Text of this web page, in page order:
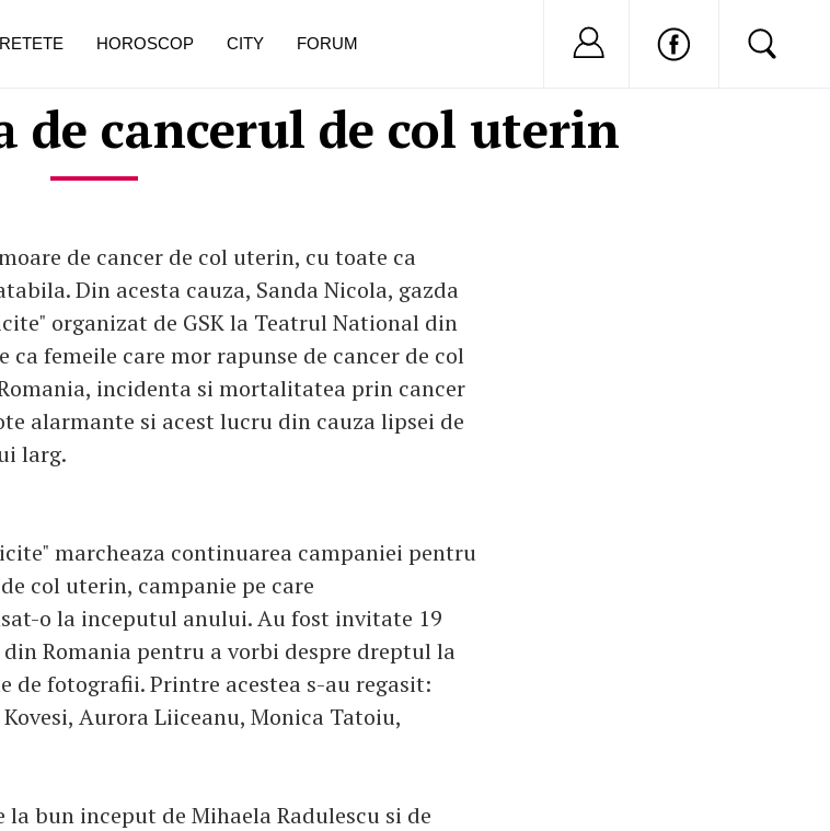
de cancerul de col uterin
de cancer de col uterin, cu toate ca
Din acesta cauza, Sanda Nicola, gazda
organizat de GSK la Teatrul National din
femeile care mor rapunse de cancer de col
incidenta si mortalitatea prin cancer
alarmante si acest lucru din cauza lipsei de
larg.
marcheaza continuarea campaniei pentru
col uterin, campanie pe care
o la inceputul anului. Au fost invitate 19
Romania pentru a vorbi despre dreptul la
fotografii. Printre acestea s-au regasit:
Aurora Liiceanu, Monica Tatoiu,
bun inceput de Mihaela Radulescu si de
RETETE HOROSCOP CITY FORUM Nu ai cont?
pe măsură ce înaintezi în vârstă